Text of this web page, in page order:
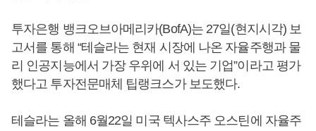
투자은행 뱅크오브아메리카(BofA)는 27일(현지시각) 보
고서를 통해 “테슬라는 현재 시장에 나온 자율주행과 물
리 인공지능에서 가장 우위에 서 있는 기업”이라고 평가
했다고 투자전문매체 팁랭크스가 보도했다.
테슬라는 올해 6월22일 미국 텍사스주 오스틴에 자율주